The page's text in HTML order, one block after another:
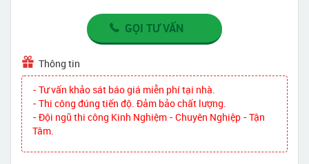
GỌI TƯ VẤN
Thông tin
- Tư vấn khảo sát báo giá miễn phí tại nhà.
- Thi công đúng tiến độ. Đảm bảo chất lượng.
- Đội ngũ thi công Kinh Nghiệm - Chuyên Nghiệp - Tận
Tâm.